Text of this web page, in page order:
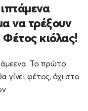
να τρέξουν
κιόλας!
Το πρώτο
φέτος, όχι στο